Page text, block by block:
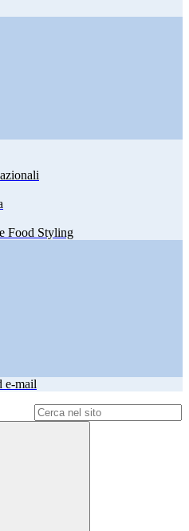
Food Styling
e-mail